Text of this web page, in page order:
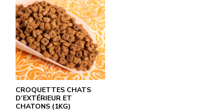
CROQUETTES CHATS
D’EXTÉRIEUR ET
CHATONS (1KG)